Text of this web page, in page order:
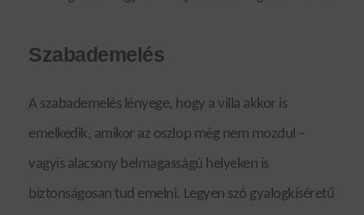
Szabademelés
A szabademelés lényege, hogy a villa akkor is
emelkedik, amikor az oszlop még nem mozdul –
vagyis alacsony belmagasságú helyeken is
biztonságosan tud emelni. Legyen szó gyalogkíséretű